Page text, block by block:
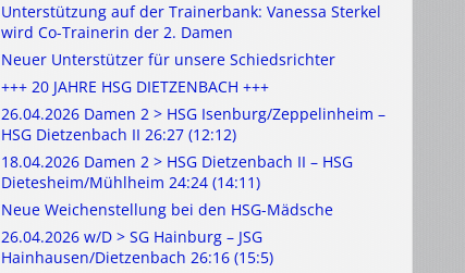
Unterstützung auf der Trainerbank: Vanessa Sterkel
wird Co-Trainerin der 2. Damen
Neuer Unterstützer für unsere Schiedsrichter
+++ 20 JAHRE HSG DIETZENBACH +++
26.04.2026 Damen 2 > HSG Isenburg/Zeppelinheim –
HSG Dietzenbach II 26:27 (12:12)
18.04.2026 Damen 2 > HSG Dietzenbach II – HSG
Dietesheim/Mühlheim 24:24 (14:11)
Neue Weichenstellung bei den HSG-Mädsche
26.04.2026 w/D > SG Hainburg – JSG
Hainhausen/Dietzenbach 26:16 (15:5)